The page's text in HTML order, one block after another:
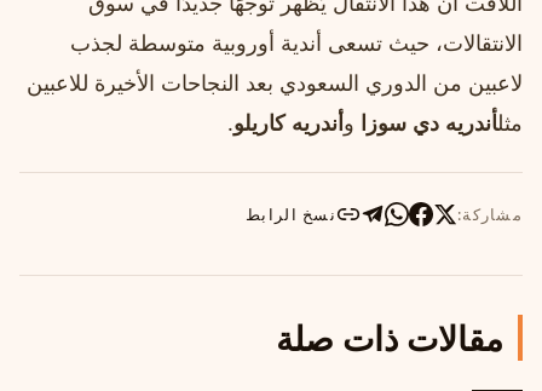
الانتقالات، حيث تسعى أندية أوروبية متوسطة لجذب
لاعبين من الدوري السعودي بعد النجاحات الأخيرة للاعبين
مثلأندريه دي سوزا وأندريه كاريلو.
مشاركة: نسخ الرابط
مقالات ذات صلة